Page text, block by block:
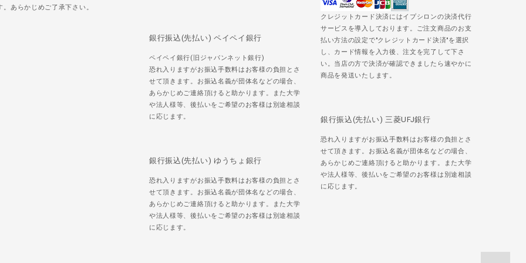
。あらかじめご了承下さい。
クレジットカード決済にはイプシロンの決済代行
サービスを導入しております。ご注文商品のお支
払い方法の設定で"クレジットカード決済"を選択
し、カード情報を入力後、注文を完了して下さ
い。当店の方で決済が確認できましたら速やかに
商品を発送いたします。
銀行振込(先払い) ペイペイ銀行
ペイペイ銀行(旧ジャパンネット銀行)
恐れ入りますがお振込手数料はお客様の負担とさ
せて頂きます。お振込名義が団体名などの場合、
あらかじめご連絡頂けると助かります。また大学
や法人様等、後払いをご希望のお客様は別途相談
に応じます。
銀行振込(先払い) 三菱UFJ銀行
恐れ入りますがお振込手数料はお客様の負担とさ
せて頂きます。お振込名義が団体名などの場合、
あらかじめご連絡頂けると助かります。また大学
や法人様等、後払いをご希望のお客様は別途相談
に応じます。
銀行振込(先払い) ゆうちょ銀行
恐れ入りますがお振込手数料はお客様の負担とさ
せて頂きます。お振込名義が団体名などの場合、
あらかじめご連絡頂けると助かります。また大学
や法人様等、後払いをご希望のお客様は別途相談
に応じます。